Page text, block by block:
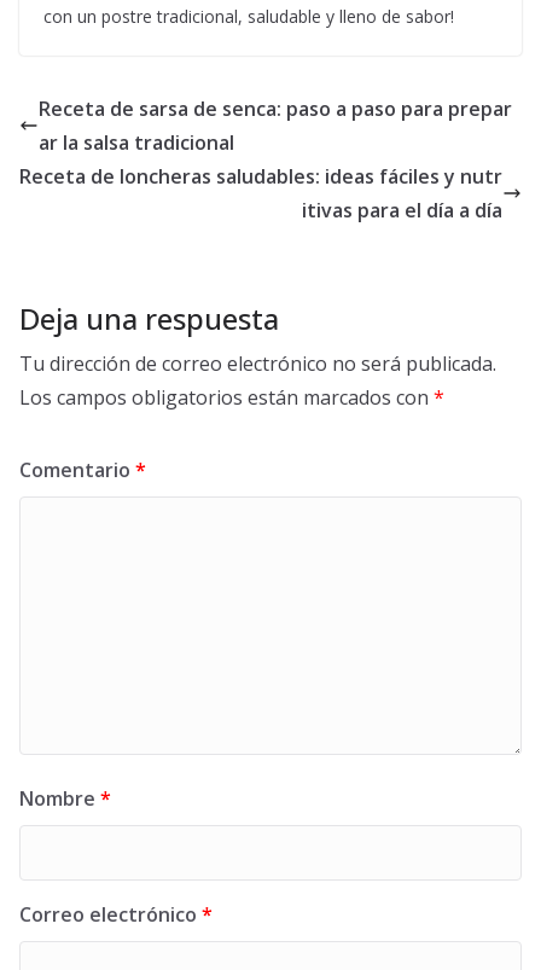
con un postre tradicional, saludable y lleno de sabor!
Receta de sarsa de senca: paso a paso para prepar
ar la salsa tradicional
Receta de loncheras saludables: ideas fáciles y nutr
itivas para el día a día
Deja una respuesta
Tu dirección de correo electrónico no será publicada.
Los campos obligatorios están marcados con *
Comentario *
Nombre *
Correo electrónico *